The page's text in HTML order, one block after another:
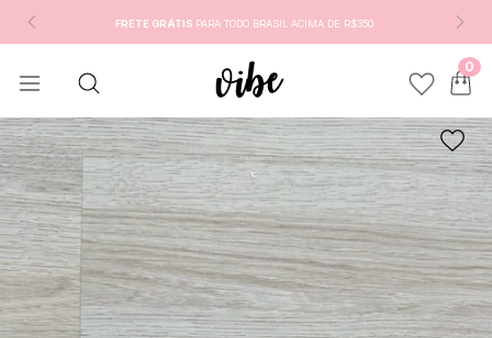
FRETE GRÁTIS PARA TODO BRASIL ACIMA DE R$350
0